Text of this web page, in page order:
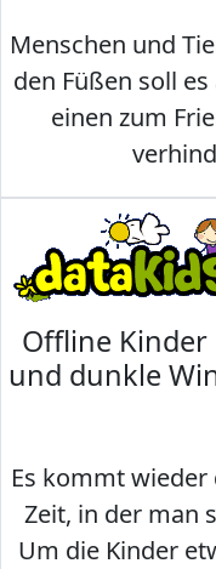
Menschen und
den Füßen soll
einen zum
Offline
und dunkle
Es kommt wieder
Zeit, in der man
Um die Kinder